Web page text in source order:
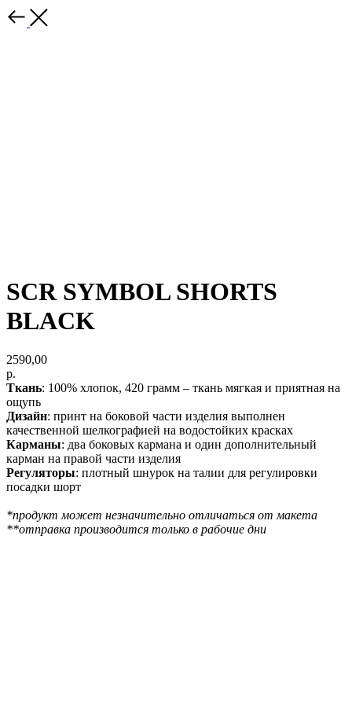
SCR SYMBOL SHORTS
BLACK
2590,00
р.
Ткань: 100% хлопок, 420 грамм – ткань мягкая и приятная на
ощупь
Дизайн: принт на боковой части изделия выполнен
качественной шелкографией на водостойких красках
Карманы: два боковых кармана и один дополнительный
карман на правой части изделия
Регуляторы: плотный шнурок на талии для регулировки
посадки шорт
*продукт может незначительно отличаться от макета
**отправка производится только в рабочие дни